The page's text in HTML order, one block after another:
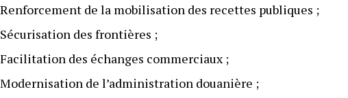
Renforcement de la mobilisation des recettes publiques ;
Sécurisation des frontières ;
Facilitation des échanges commerciaux ;
Modernisation de l’administration douanière ;